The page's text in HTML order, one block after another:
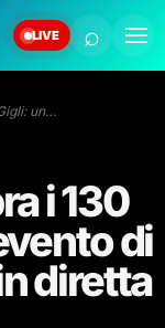
LIVE ⌕
un…
i 130
di
diretta